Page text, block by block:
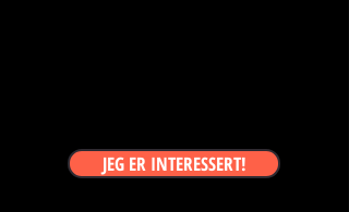
JEG ER INTERESSERT!